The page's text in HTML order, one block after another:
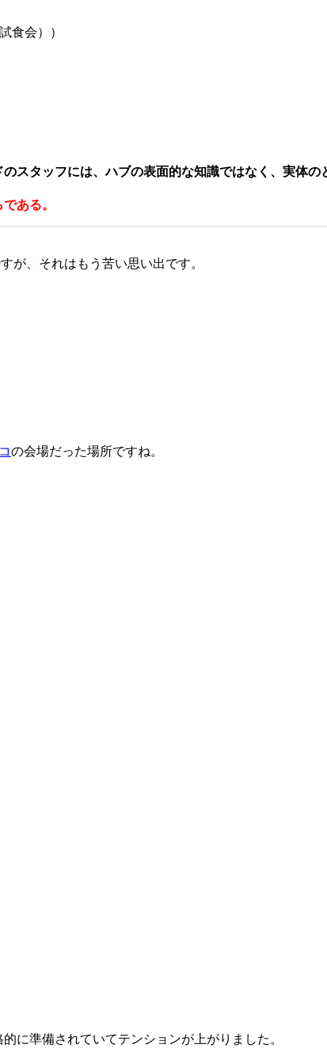
食会））
スタッフには、ハブの表面的な知識ではなく、 実体の
ある。
が、それはもう苦い思い出です。
の会場だった場所ですね。
に準備されていてテンションが上がりました。